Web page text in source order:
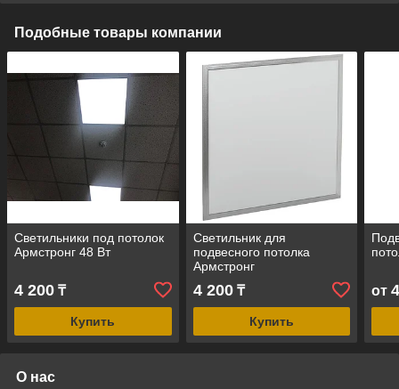
Подобные товары компании
Светильники под потолок
Армстронг 48 Вт
4 200 ₸
Купить
Светильник для
подвесного потолка
Армстронг
4 200₸
Купить
от
О нас